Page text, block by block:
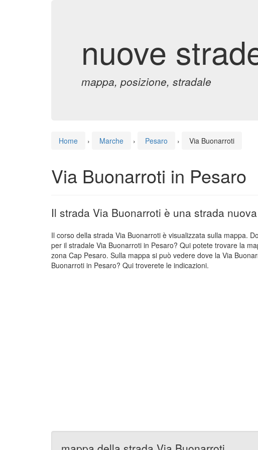
nuove
mappa, posizione, stradale
Home › Marche › Pesaro › Via Buonarroti
Via Buonarroti in Pesaro
Il strada Via Buonarroti è una strada
Il corso della strada Via Buonarroti è visualizzata sulla mappa.
per il stradale Via Buonarroti in Pesaro? Qui potete trovare la
zona Cap Pesaro. Sulla mappa si può vedere dove la Via
Buonarroti in Pesaro? Qui troverete le indicazioni.